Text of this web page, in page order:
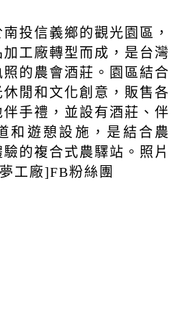
投信義鄉的觀光園區，
工廠轉型而成，是台灣
的農會酒莊。園區結合
閒和文化創意，販售各
手禮，並設有酒莊、伴
和遊憩設施，是結合農
的複合式農驛站。照片
工廠]FB粉絲團